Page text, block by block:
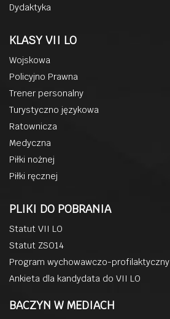
Dydaktyka
KLASY VII LO
Wojskowa
Policyjno Prawna
Trener personalny
Turystyczno językowa
Ratownicza
Medyczna
Piłki nożnej
Piłki ręcznej
PLIKI DO POBRANIA
Statut VII LO
Statut ZSO14
Program wychowawczo-profilaktyczny
Ankieta dla kandydata do VII LO
BACZYN W MEDIACH